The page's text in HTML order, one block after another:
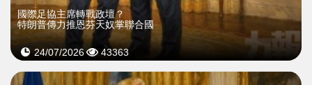
國際足協主席轉戰政壇？
特朗普傳力推恩芬天奴掌聯合國
24/07/2026 43363